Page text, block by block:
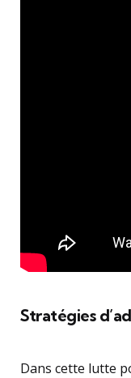
Stratégies
Dans cette lutte